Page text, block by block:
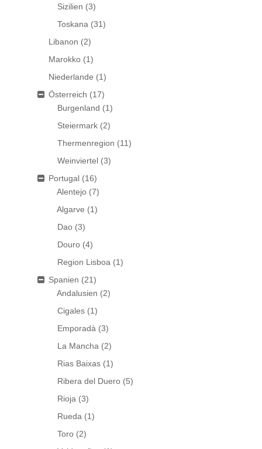
Sizilien (3)
Toskana (31)
Libanon (2)
Marokko (1)
Niederlande (1)
Österreich (17)
Burgenland (1)
Steiermark (2)
Thermenregion (11)
Weinviertel (3)
Portugal (16)
Alentejo (7)
Algarve (1)
Dao (3)
Douro (4)
Region Lisboa (1)
Spanien (21)
Andalusien (2)
Cigales (1)
Emporadà (3)
La Mancha (2)
Rias Baixas (1)
Ribera del Duero (5)
Rioja (3)
Rueda (1)
Toro (2)